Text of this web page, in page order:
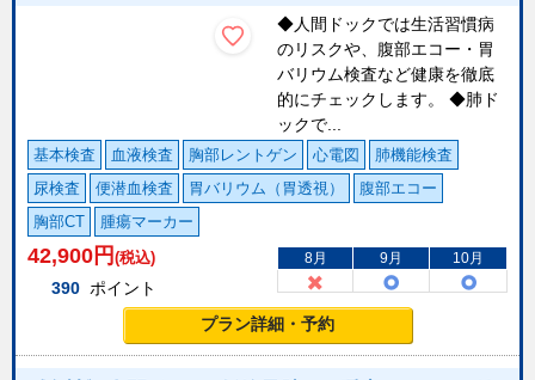
◆人間ドックでは生活習慣病
のリスクや、腹部エコー・胃
バリウム検査など健康を徹底
的にチェックします。 ◆肺ド
ックで...
基本検査 血液検査 胸部レントゲン 心電図
肺機能検査
尿検査
便潜血検査 胃バリウム（胃透視）
腹部エコー
胸部CT
腫瘍マーカー
42,900 円 (税込)
390 ポイント
8月 9月 10月
プラン詳細・予約